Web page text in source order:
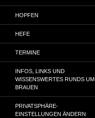
HOPFEN
HEFE
TERMINE
INFOS, LINKS UND
WISSENSWERTES RUNDS UM
BRAUEN
PRIVATSPHÄRE-
EINSTELLUNGEN ÄNDERN